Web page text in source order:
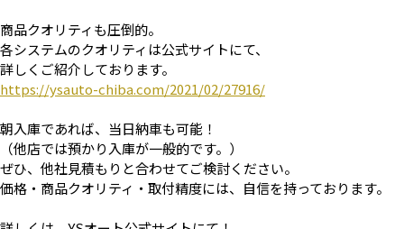
商品クオリティも圧倒的。
各システムのクオリティは公式サイトにて、
詳しくご紹介しております。
https://ysauto-chiba.com/2021/02/27916/
朝入庫であれば、当日納車も可能！
（他店では預かり入庫が一般的です。）
ぜひ、他社見積もりと合わせてご検討ください。
価格・商品クオリティ・取付精度には、自信を持っております。